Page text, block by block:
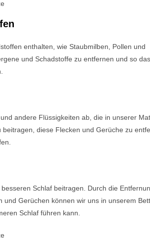
enthalten, wie Staubmilben, Pollen und
und Schadstoffe zu entfernen und so
andere Flüssigkeiten ab, die in unserer
diese Flecken und Gerüche zu
Schlaf beitragen. Durch die
und Gerüchen können wir uns in unserem Bett
Schlaf führen kann.